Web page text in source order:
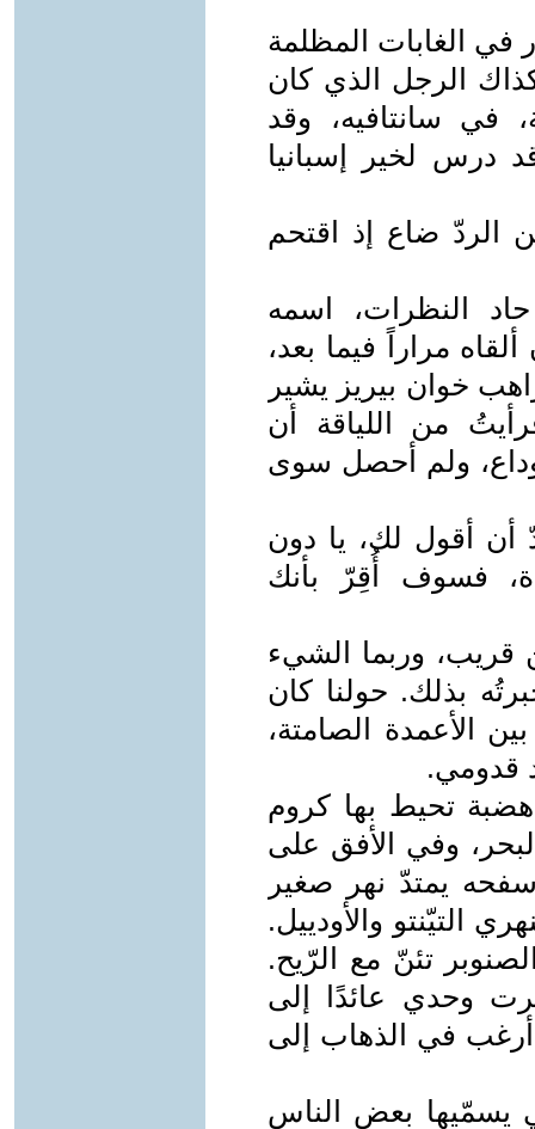
في الغابات المظلمة
الرجل الذي كان
في سانتافيه، وقد
درس لخير إسبانيا
الردّ ضاع إذ اقتحم
النظرات، اسمه
مراراً فيما بعد،
خوان بيريز يشير
من اللياقة أن
ولم أحصل سوى
أن أقول لك، يا دون
فسوف أُقِرّ بأنك
قريب، وربما الشيء
بذلك. حولنا كان
الأعمدة الصامتة،
قدومي.
هضبة تحيط بها كروم
وفي الأفق على
يمتدّ نهر صغير
التيّنتو والأودييل.
تئنّ مع الرّيح.
وحدي عائدًا إلى
أرغب في الذهاب إلى
يسمّيها بعض الناس